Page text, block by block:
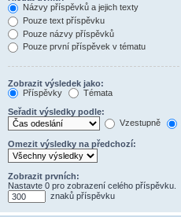
Názvy příspěvků a jejich texty
Pouze text příspěvku
Pouze názvy příspěvků
Pouze první příspěvek v tématu
Zobrazit výsledek jako:
Příspěvky
Témata
Seřadit výsledky podle:
Vzestupně
Omezit výsledky na předchozí:
Zobrazit prvních:
Nastavte 0 pro zobrazení celého příspěvku.
znaků příspěvku